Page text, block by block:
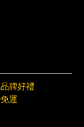
牌好禮
運